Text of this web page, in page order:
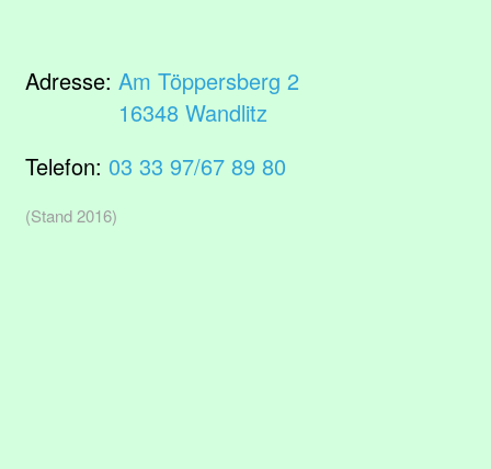
Adresse: Am Töppersberg 2
16348 Wandlitz
Telefon: 03 33 97/67 89 80
(Stand 2016)